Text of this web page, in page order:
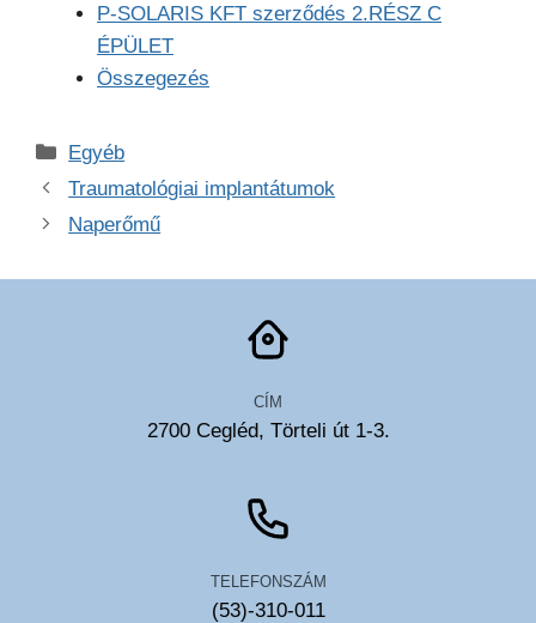
P-SOLARIS KFT szerződés 2.RÉSZ C
ÉPÜLET
Összegezés
Kategória
Egyéb
Traumatológiai implantátumok
Naperőmű
CÍM
2700 Cegléd, Törteli út 1-3.
TELEFONSZÁM
(53)-310-011